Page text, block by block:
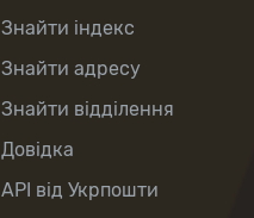
Знайти індекс
Знайти адресу
Знайти відділення
Довідка
API від Укрпошти